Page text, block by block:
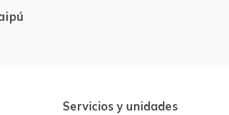
Servicios y unidades